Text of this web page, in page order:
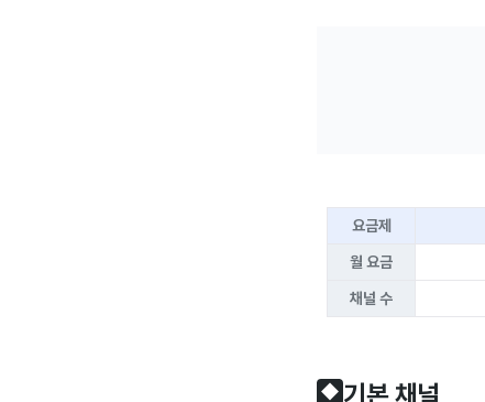
요금제
월 요금
채널 수
◆ 기본 채널